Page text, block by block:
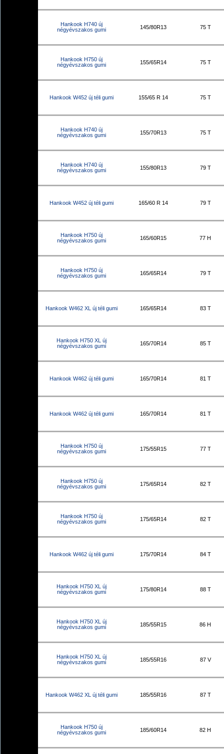
Hankook H740 új
négyévszakos gumi
145/80R13 75 T
Hankook H750 új
négyévszakos gumi
155/65R14 75 T
Hankook W452 új téli gumi 155/65 R 14 75 T
Hankook H740 új
négyévszakos gumi
155/70R13 75 T
Hankook H740 új
négyévszakos gumi
155/80R13 79 T
Hankook W452 új téli gumi 165/60 R 14 79 T
Hankook H750 új
négyévszakos gumi
165/60R15 77 H
Hankook H750 új
négyévszakos gumi
165/65R14 79 T
Hankook W462 XL új téli gumi 165/65R14 83 T
Hankook H750 XL új
négyévszakos gumi
165/70R14 85 T
Hankook W462 új téli gumi 165/70R14 81 T
Hankook W462 új téli gumi 165/70R14 81 T
Hankook H750 új
négyévszakos gumi
175/55R15 77 T
Hankook H750 új
négyévszakos gumi
175/65R14 82 T
Hankook H750 új
négyévszakos gumi
175/65R14 82 T
Hankook W462 új téli gumi 175/70R14 84 T
Hankook H750 XL új
négyévszakos gumi
175/80R14 88 T
Hankook H750 XL új
négyévszakos gumi
185/55R15 86 H
Hankook H750 XL új
négyévszakos gumi
185/55R16 87 V
Hankook W462 XL új téli gumi 185/55R16 87 T
Hankook H750 új
négyévszakos gumi
185/60R14 82 H